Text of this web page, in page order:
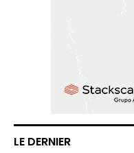
LE DERNIER